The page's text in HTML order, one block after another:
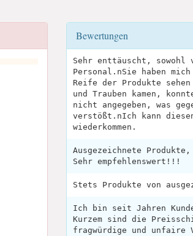
Bewertungen
Sehr enttäuscht, sowohl
Personal.nSie haben
Reife der Produkte
und Trauben kamen,
nicht angegeben, was
verstößt.nIch kann
wiederkommen.
Ausgezeichnete
Sehr empfehlenswert!!!
Stets Produkte von
Ich bin seit Jahren
Kurzem sind die
fragwürdige und unfaire